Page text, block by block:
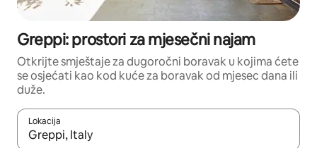
Greppi: prostori za mjesečni najam
Otkrijte smještaje za dugoročni boravak u kojima ćete
se osjećati kao kod kuće za boravak od mjesec dana ili
duže.
Lokacija
Kad su rezultati dostupni, možete da se krećete kroz njih